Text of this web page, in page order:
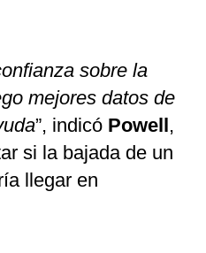
sobre la
mejores datos de
”, indicó Powell,
si la bajada de un
llegar en